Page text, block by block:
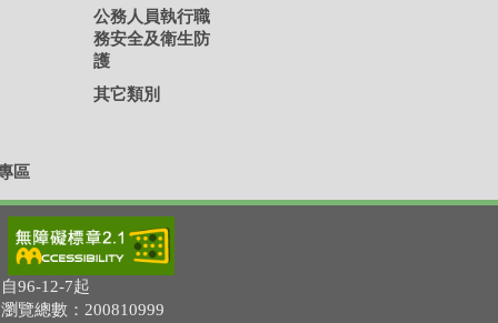
區
公務人員執行職
務安全及衛生防
護
其它類別
自96-12-7起
瀏覽總數：200810999